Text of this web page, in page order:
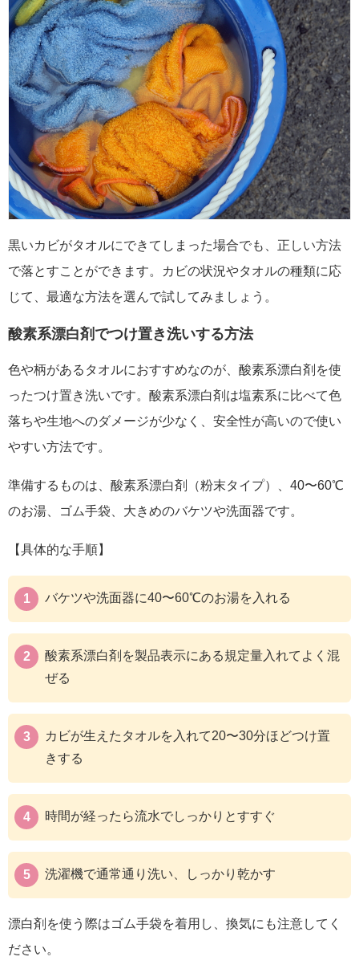
黒いカビがタオルにできてしまった場合でも、正しい方法
で落とすことができます。カビの状況やタオルの種類に応
じて、最適な方法を選んで試してみましょう。
酸素系漂白剤でつけ置き洗いする方法
色や柄があるタオルにおすすめなのが、酸素系漂白剤を使
ったつけ置き洗いです。酸素系漂白剤は塩素系に比べて色
落ちや生地へのダメージが少なく、安全性が高いので使い
やすい方法です。
準備するものは、酸素系漂白剤（粉末タイプ）、40〜60℃
のお湯、ゴム手袋、大きめのバケツや洗面器です。
【具体的な手順】
バケツや洗面器に40〜60℃のお湯を入れる
酸素系漂白剤を製品表示にある規定量入れてよく混
ぜる
カビが生えたタオルを入れて20〜30分ほどつけ置
きする
時間が経ったら流水でしっかりとすすぐ
洗濯機で通常通り洗い、しっかり乾かす
漂白剤を使う際はゴム手袋を着用し、換気にも注意してく
ださい。